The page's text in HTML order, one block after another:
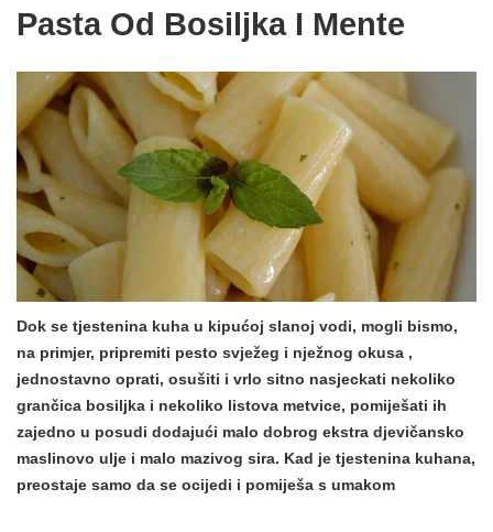
Pasta Od Bosiljka I Mente
Dok se tjestenina kuha u kipućoj slanoj vodi, mogli bismo,
na primjer, pripremiti pesto svježeg i nježnog okusa ,
jednostavno oprati, osušiti i vrlo sitno nasjeckati nekoliko
grančica bosiljka i nekoliko listova metvice, pomiješati ih
zajedno u posudi dodajući malo dobrog ekstra djevičansko
maslinovo ulje i malo mazivog sira. Kad je tjestenina kuhana,
preostaje samo da se ocijedi i pomiješa s umakom